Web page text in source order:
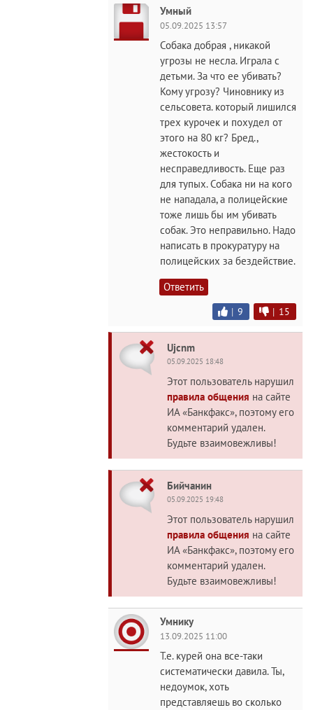
Умный
05.09.2025 13:57
Собака добрая , никакой
угрозы не несла. Играла с
детьми. За что ее убивать?
Кому угрозу? Чиновнику из
сельсовета. который лишился
трех курочек и похудел от
этого на 80 кг? Бред.,
жестокость и
несправедливость. Еще раз
для тупых. Собака ни на кого
не нападала, а полицейские
тоже лишь бы им убивать
собак. Это неправильно. Надо
написать в прокуратуру на
полицейских за бездействие.
Ответить
| 9 | 15
Ujcnm
05.09.2025 18:48
Этот пользователь нарушил
правила общения на сайте
ИА «Банкфакс», поэтому его
комментарий удален.
Будьте взаимовежливы!
Бийчанин
05.09.2025 19:48
Этот пользователь нарушил
правила общения на сайте
ИА «Банкфакс», поэтому его
комментарий удален.
Будьте взаимовежливы!
Умнику
13.09.2025 11:00
Т.е. курей она все-таки
систематически давила. Ты,
недоумок, хоть
представляешь во сколько